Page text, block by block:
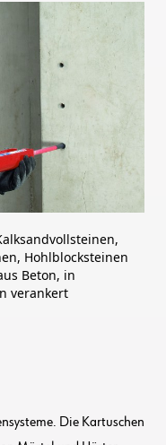
Hohlblocksteinen
Beton, in
verankert
Die Kartuschen